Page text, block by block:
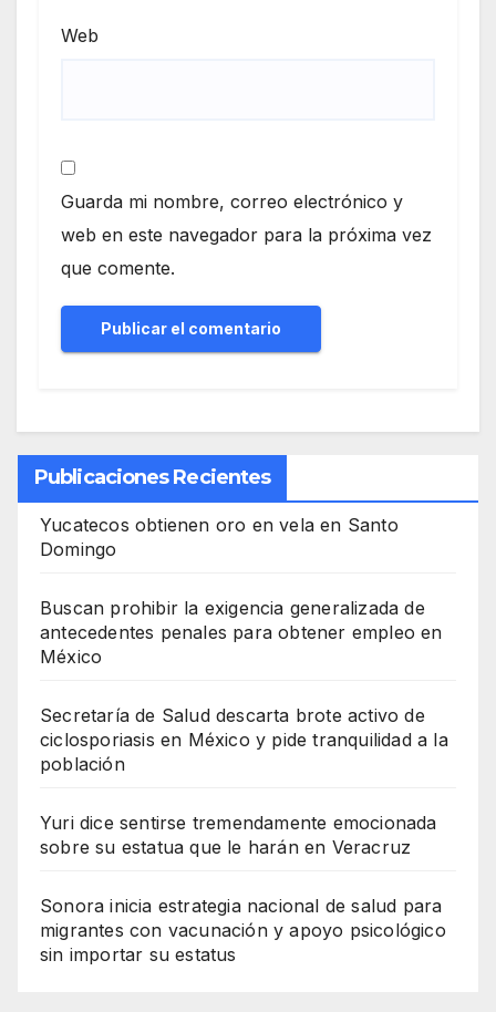
Web
Guarda mi nombre, correo electrónico y
web en este navegador para la próxima vez
que comente.
Publicaciones Recientes
Yucatecos obtienen oro en vela en Santo
Domingo
Buscan prohibir la exigencia generalizada de
antecedentes penales para obtener empleo en
México
Secretaría de Salud descarta brote activo de
ciclosporiasis en México y pide tranquilidad a la
población
Yuri dice sentirse tremendamente emocionada
sobre su estatua que le harán en Veracruz
Sonora inicia estrategia nacional de salud para
migrantes con vacunación y apoyo psicológico
sin importar su estatus